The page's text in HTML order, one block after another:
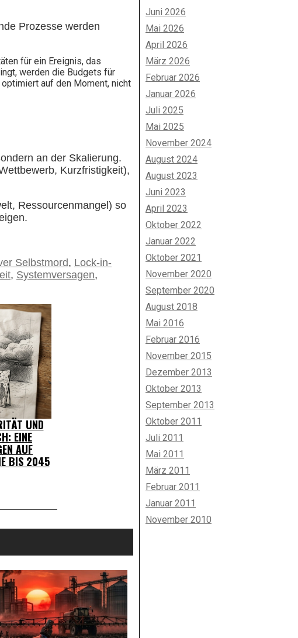
Prozesse werden
für ein Ereignis, das
werden die Budgets für
auf den Moment, nicht
an der Skalierung.
Kurzfristigkeit),
Ressourcenmangel) so
Selbstmord, Lock-in-
, Systemversagen,
UND
EINE
AUF
BIS 2045
Juni 2026
Mai 2026
April 2026
März 2026
Februar 2026
Januar 2026
Juli 2025
Mai 2025
November 2024
August 2024
August 2023
Juni 2023
April 2023
Oktober 2022
Januar 2022
Oktober 2021
November 2020
September 2020
August 2018
Mai 2016
Februar 2016
November 2015
Dezember 2013
Oktober 2013
September 2013
Oktober 2011
Juli 2011
Mai 2011
März 2011
Februar 2011
Januar 2011
November 2010